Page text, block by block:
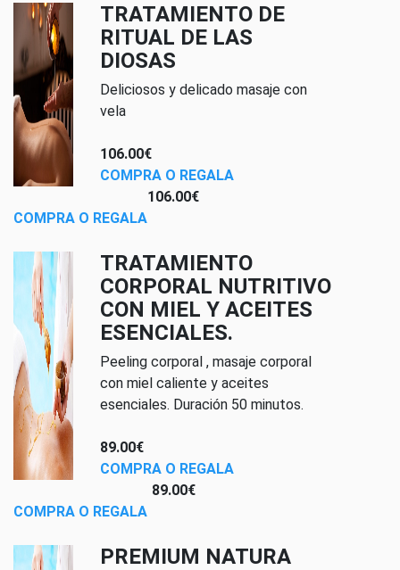
TRATAMIENTO DE
RITUAL DE LAS
DIOSAS
Deliciosos y delicado masaje con
vela
106.00€
COMPRA O REGALA
106.00€
COMPRA O REGALA
TRATAMIENTO
CORPORAL NUTRITIVO
CON MIEL Y ACEITES
ESENCIALES.
Peeling corporal , masaje corporal
con miel caliente y aceites
esenciales. Duración 50 minutos.
89.00€
COMPRA O REGALA
89.00€
COMPRA O REGALA
PREMIUM NATURA